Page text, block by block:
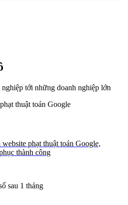
tới những doanh nghiệp lớn
phạt thuật toán Google,
thành công